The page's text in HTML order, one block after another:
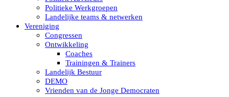
Politieke Werkgroepen
Landelijke teams & netwerken
Vereniging
Congressen
Ontwikkeling
Coaches
Trainingen & Trainers
Landelijk Bestuur
DEMO
Vrienden van de Jonge Democraten